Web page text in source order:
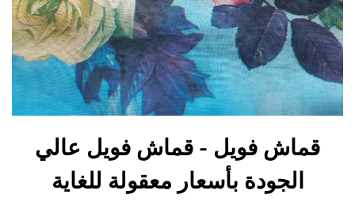
قماش فويل - قماش فويل عالي
الجودة بأسعار معقولة للغاية